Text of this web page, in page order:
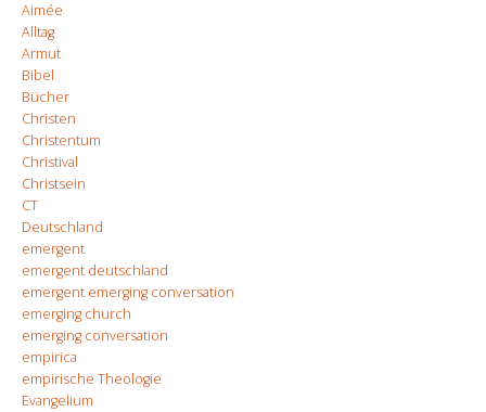
Aimée
Alltag
Armut
Bibel
Bücher
Christen
Christentum
Christival
Christsein
CT
Deutschland
emergent
emergent deutschland
emergent emerging conversation
emerging church
emerging conversation
empirica
empirische Theologie
Evangelium